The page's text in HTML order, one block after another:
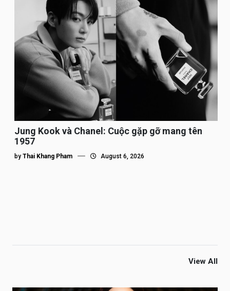
Jung Kook và Chanel: Cuộc gặp gỡ mang tên
1957
by Thai Khang Pham August 6, 2026
View All